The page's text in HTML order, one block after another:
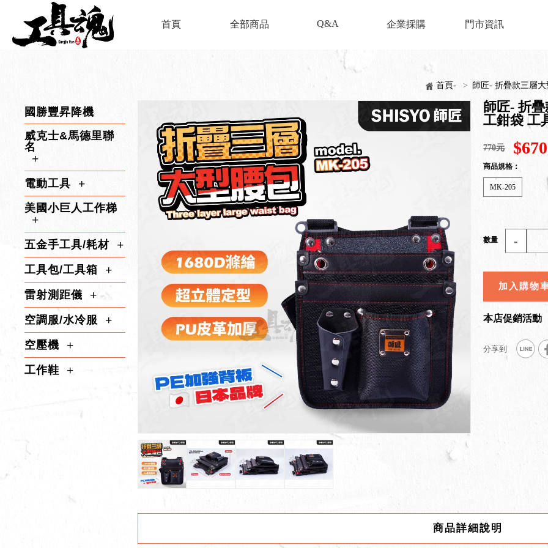
首頁 全部商品 Q&A 企業採購 門市資訊
首頁- > 師匠- 折疊款三層
國勝豐昇降機
威克士&馬德里聯
名
電動工具
美國小巨人工作梯
五金手工具/耗材
工具包/工具箱
雷射測距儀
空調服/水冷服
空壓機
工作鞋
師匠- 折
工鉗袋 工
770元 $670
商品規格：
MK-205
數量 -
加入購物
本店促銷活動
商品詳細說明